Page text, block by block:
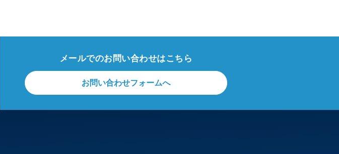
メールでのお問い合わせはこちら
お問い合わせフォームへ